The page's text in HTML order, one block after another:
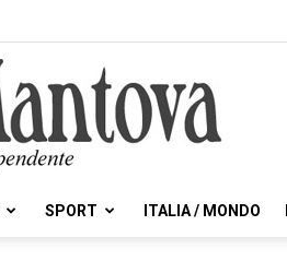
SPORT ITALIA / MONDO